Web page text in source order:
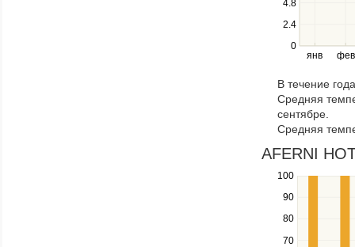
янв фев
0
2.4
4.8
and
right
navigate
through
items
in
a
series.
В течение
Средняя
сентябре.
Средняя
AFERNI
70
80
90
100
Use
the
and
down